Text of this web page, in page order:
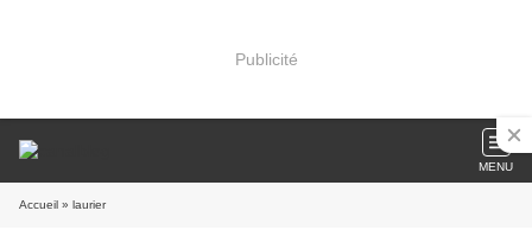
Publicité
MENU
Accueil » laurier